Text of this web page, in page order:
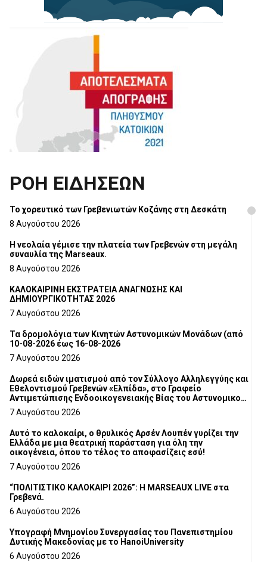
ΡΟΗ ΕΙΔΗΣΕΩΝ
Το χορευτικό των Γρεβενιωτών Κοζάνης στη Δεσκάτη
8 Αυγούστου 2026
Η νεολαία γέμισε την πλατεία των Γρεβενών στη μεγάλη
συναυλία της Marseaux.
8 Αυγούστου 2026
ΚΑΛΟΚΑΙΡΙΝΗ ΕΚΣΤΡΑΤΕΙΑ ΑΝΑΓΝΩΣΗΣ ΚΑΙ
ΔΗΜΙΟΥΡΓΙΚΟΤΗΤΑΣ 2026
7 Αυγούστου 2026
Τα δρομολόγια των Κινητών Αστυνομικών Μονάδων (από
10-08-2026 έως 16-08-2026
7 Αυγούστου 2026
Δωρεά ειδών ιματισμού από τον Σύλλογο Αλληλεγγύης και
Εθελοντισμού Γρεβενών «Ελπίδα», στο Γραφείο
Αντιμετώπισης Ενδοοικογενειακής Βίας του Αστυνομικού
Τμήματος Γρεβενών
7 Αυγούστου 2026
Αυτό το καλοκαίρι, ο θρυλικός Αρσέν Λουπέν γυρίζει την
Ελλάδα με μια θεατρική παράσταση για όλη την
οικογένεια, όπου το τέλος το αποφασίζεις εσύ!
7 Αυγούστου 2026
“ΠΟΛΙΤΙΣΤΙΚΟ ΚΑΛΟΚΑΙΡΙ 2026”: Η MARSEAUX LIVE στα
Γρεβενά.
6 Αυγούστου 2026
Υπογραφή Μνημονίου Συνεργασίας του Πανεπιστημίου
Δυτικής Μακεδονίας με το HanoiUniversity
6 Αυγούστου 2026